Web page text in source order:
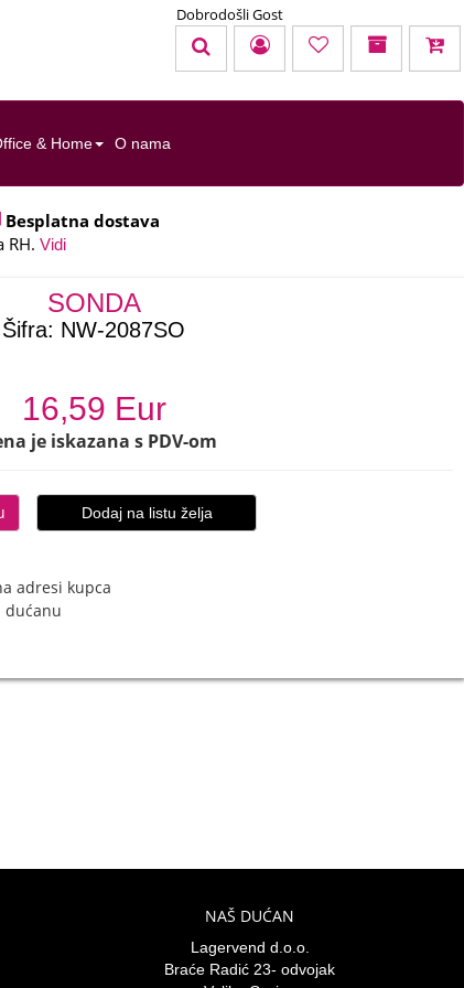
KOŠARICA
Dobrodošli Gost
& Home O nama
Besplatna dostava
RH.Vidi
SONDA
Šifra: NW-2087SO
16,59 Eur
je iskazana s PDV-om
Dodaj na listu želja
adresi kupca
dućanu
NAŠ DUĆAN
Lagervend d.o.o.
Braće Radić 23- odvojak